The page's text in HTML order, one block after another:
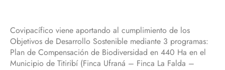
Covipacífico viene aportando al cumplimiento de los
Objetivos de Desarrollo Sostenible mediante 3 programas:
Plan de Compensación de Biodiversidad en 440 Ha en el
Municipio de Titiribí (Finca Ufraná – Finca La Falda –